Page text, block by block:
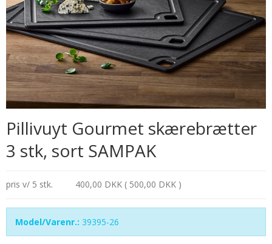
Pillivuyt Gourmet skærebrætter
3 stk, sort SAMPAK
pris v/ 5 stk. 400,00 DKK ( 500,00 DKK )
Model/Varenr.: 39395-26